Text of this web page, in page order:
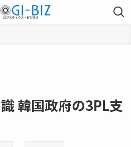
韓国政府の3PL支